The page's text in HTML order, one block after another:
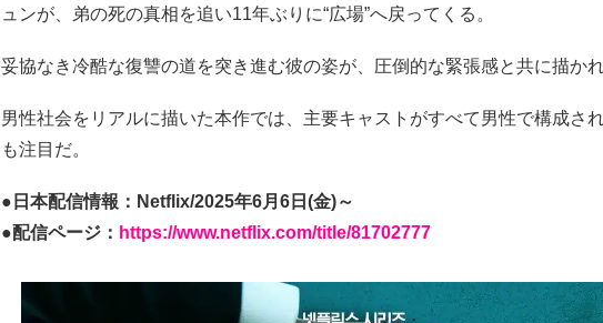
ュンが、弟の死の真相を追い11年ぶりに“広場”へ戻ってくる。
妥協なき冷酷な復讐の道を突き進む彼の姿が、圧倒的な緊張感と共に描かれ
男性社会をリアルに描いた本作では、主要キャストがすべて男性で構成さ
も注目だ。
●日本配信情報：Netflix/2025年6月6日(金)～
●配信ページ： https://www.netflix.com/title/81702777